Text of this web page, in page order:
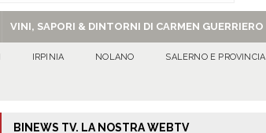
VINI, SAPORI & DINTORNI DI CARMEN GUERRIERO
IRPINIA NOLANO SALERNO E PROVINCIA
BINEWS TV. LA NOSTRA WEBTV